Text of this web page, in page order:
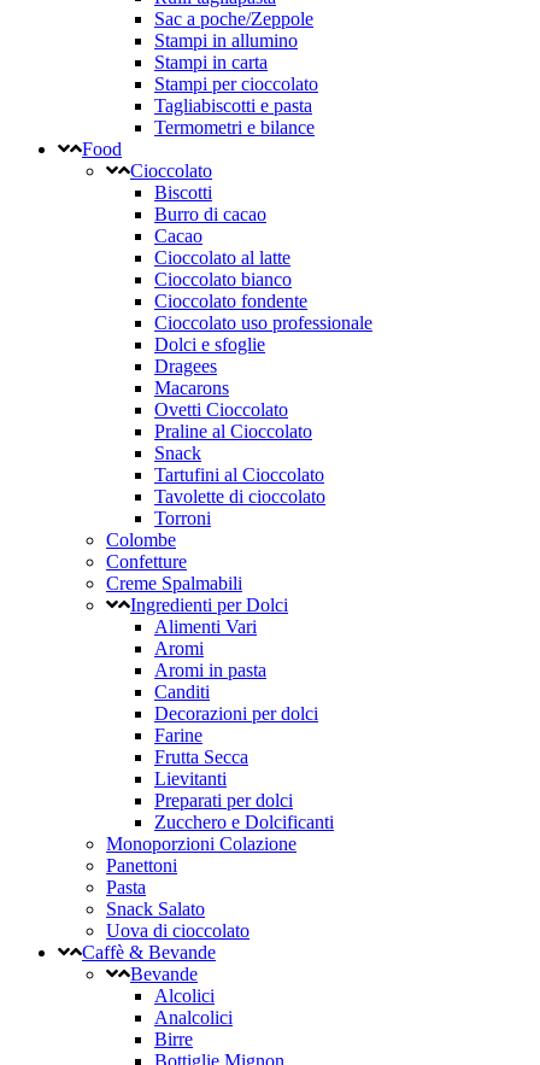
Sac a poche/Zeppole
Stampi in allumino
Stampi in carta
Stampi per cioccolato
Tagliabiscotti e pasta
Termometri e bilance
Food
Cioccolato
Biscotti
Burro di cacao
Cacao
Cioccolato al latte
Cioccolato bianco
Cioccolato fondente
Cioccolato uso professionale
Dolci e sfoglie
Dragees
Macarons
Ovetti Cioccolato
Praline al Cioccolato
Snack
Tartufini al Cioccolato
Tavolette di cioccolato
Torroni
Colombe
Confetture
Creme Spalmabili
Ingredienti per Dolci
Alimenti Vari
Aromi
Aromi in pasta
Canditi
Decorazioni per dolci
Farine
Frutta Secca
Lievitanti
Preparati per dolci
Zucchero e Dolcificanti
Monoporzioni Colazione
Panettoni
Pasta
Snack Salato
Uova di cioccolato
Caffè & Bevande
Bevande
Alcolici
Analcolici
Birre
Bottiglie Mignon